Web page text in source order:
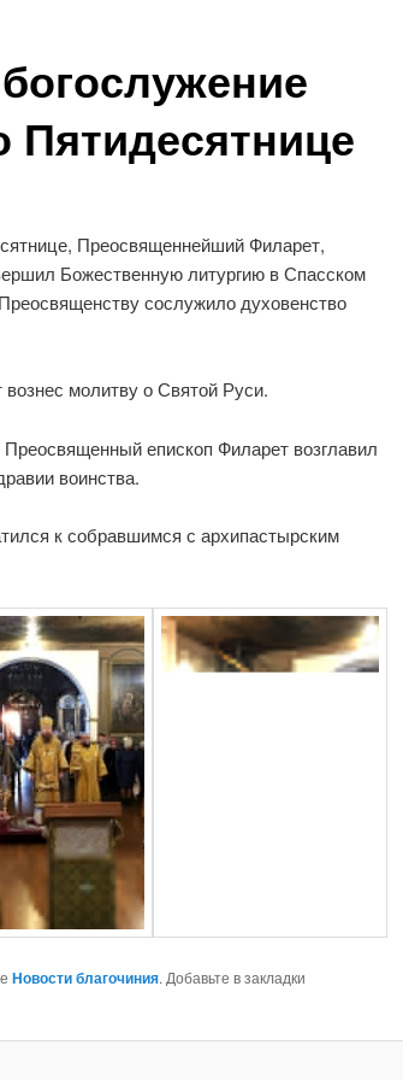
Пятидесятнице
Преосвященнейший Филарет,
Божественную литургию в Спасском
сослужило духовенство
молитву о Святой Руси.
епископ Филарет возглавил
воинства.
к собравшимся с архипастырским
Новости благочиния. Добавьте в закладки